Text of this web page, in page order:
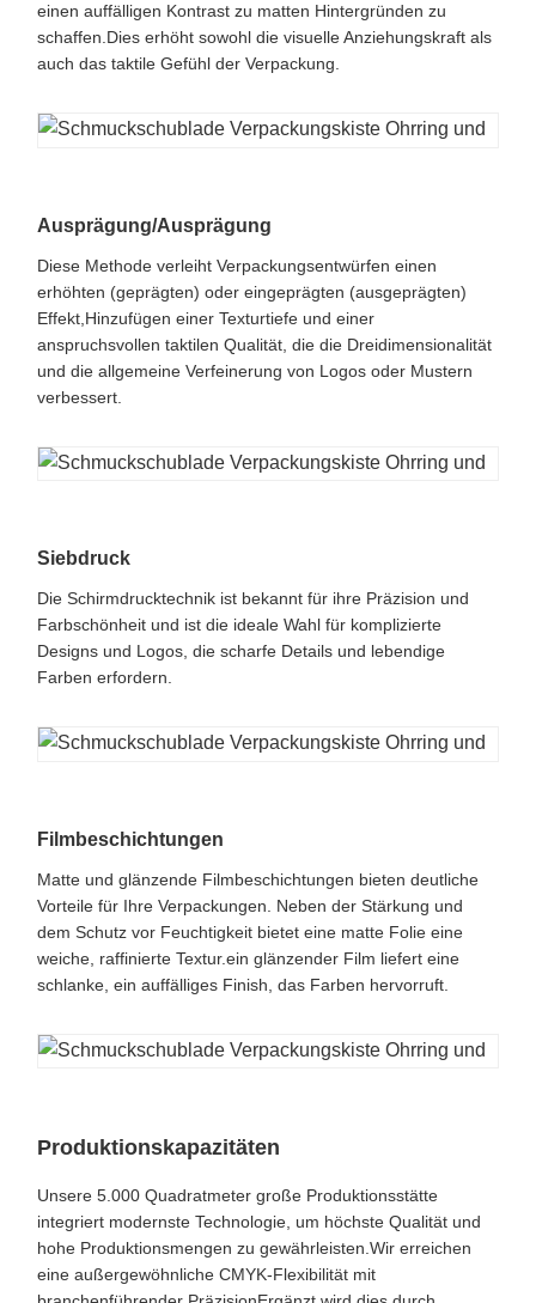
einen auffälligen Kontrast zu matten Hintergründen zu
schaffen.Dies erhöht sowohl die visuelle Anziehungskraft als
auch das taktile Gefühl der Verpackung.
Ausprägung/Ausprägung
Diese Methode verleiht Verpackungsentwürfen einen
erhöhten (geprägten) oder eingeprägten (ausgeprägten)
Effekt,Hinzufügen einer Texturtiefe und einer
anspruchsvollen taktilen Qualität, die die Dreidimensionalität
und die allgemeine Verfeinerung von Logos oder Mustern
verbessert.
Siebdruck
Die Schirmdrucktechnik ist bekannt für ihre Präzision und
Farbschönheit und ist die ideale Wahl für komplizierte
Designs und Logos, die scharfe Details und lebendige
Farben erfordern.
Filmbeschichtungen
Matte und glänzende Filmbeschichtungen bieten deutliche
Vorteile für Ihre Verpackungen. Neben der Stärkung und
dem Schutz vor Feuchtigkeit bietet eine matte Folie eine
weiche, raffinierte Textur.ein glänzender Film liefert eine
schlanke, ein auffälliges Finish, das Farben hervorruft.
Produktionskapazitäten
Unsere 5.000 Quadratmeter große Produktionsstätte
integriert modernste Technologie, um höchste Qualität und
hohe Produktionsmengen zu gewährleisten.Wir erreichen
eine außergewöhnliche CMYK-Flexibilität mit